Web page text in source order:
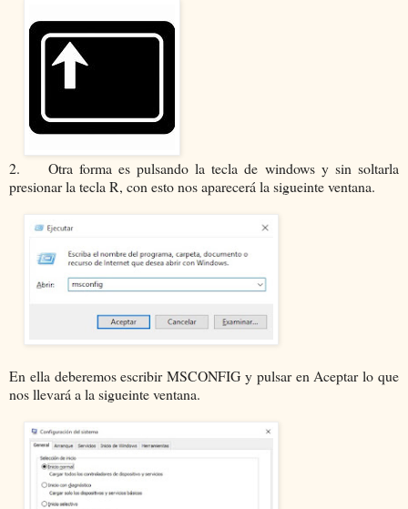
2. Otra forma es pulsando la tecla de windows y sin soltarla
presionar la tecla R, con esto nos aparecerá la sigueinte ventana.
En ella deberemos escribir MSCONFIG y pulsar en Aceptar lo que
nos llevará a la sigueinte ventana.